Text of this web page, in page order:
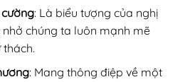
cường: Là biểu tượng của nghị
nhở chúng ta luôn mạnh mẽ
: Mang thông điệp về một